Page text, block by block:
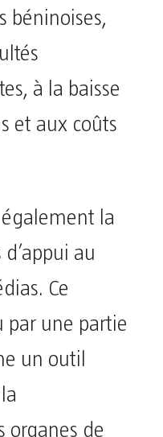
béninoises,
à la baisse
et aux coûts
également la
au
Ce
par une partie
un outil
organes de